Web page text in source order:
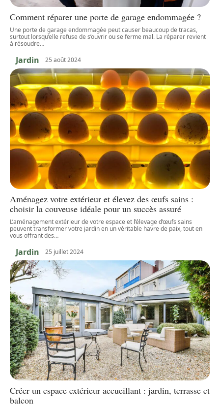
Comment réparer une porte de garage endommagée ?
Une porte de garage endommagée peut causer beaucoup de tracas,
surtout lorsqu’elle refuse de s’ouvrir ou se ferme mal. La réparer revient
à résoudre…
Jardin 25 août 2024
Aménagez votre extérieur et élevez des œufs sains :
choisir la couveuse idéale pour un succès assuré
L’aménagement extérieur de votre espace et l’élevage d’œufs sains
peuvent transformer votre jardin en un véritable havre de paix, tout en
vous offrant des…
Jardin 25 juillet 2024
Créer un espace extérieur accueillant : jardin, terrasse et
balcon